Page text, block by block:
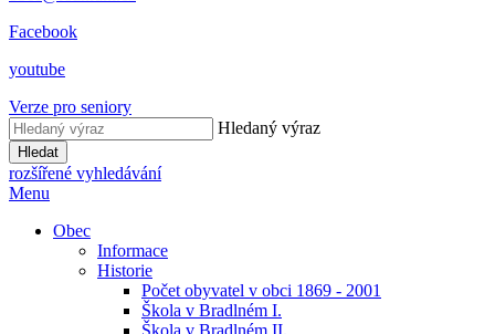
Facebook
youtube
Verze pro seniory
Hledaný výraz
Hledat
rozšířené vyhledávání
Menu
Obec
Informace
Historie
Počet obyvatel v obci 1869 - 2001
Škola v Bradlném I.
Škola v Bradlném II.